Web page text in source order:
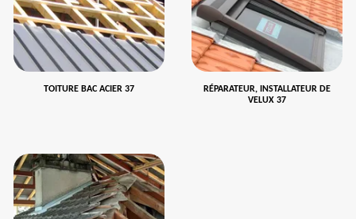
TOITURE BAC ACIER 37
RÉPARATEUR, INSTALLATEUR DE
VELUX 37